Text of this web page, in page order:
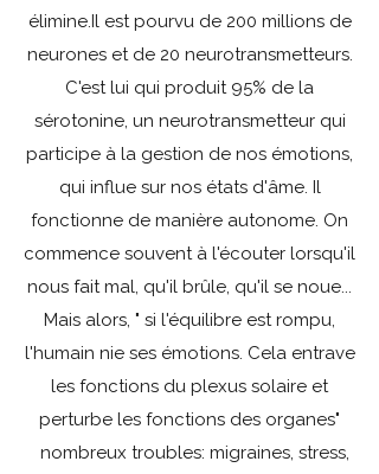
élimine.Il est pourvu de 200 millions de
neurones et de 20 neurotransmetteurs.
C'est lui qui produit 95% de la
sérotonine, un neurotransmetteur qui
participe à la gestion de nos émotions,
qui influe sur nos états d'âme. Il
fonctionne de manière autonome. On
commence souvent à l'écouter lorsqu'il
nous fait mal, qu'il brûle, qu'il se noue...
Mais alors, " si l'équilibre est rompu,
l'humain nie ses émotions. Cela entrave
les fonctions du plexus solaire et
perturbe les fonctions des organes"
nombreux troubles: migraines, stress,